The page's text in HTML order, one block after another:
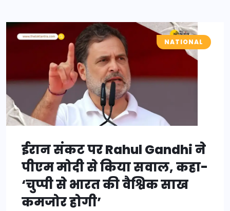
NATIONAL
ईरान संकट पर Rahul Gandhi ने
पीएम मोदी से किया सवाल, कहा-
‘चुप्पी से भारत की वैश्विक साख
कमजोर होगी’